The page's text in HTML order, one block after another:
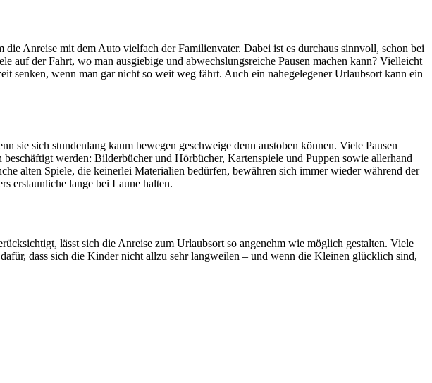
Anreise mit dem Auto vielfach der Familienvater. Dabei ist es durchaus sinnvoll, schon bei
auf der Fahrt, wo man ausgiebige und abwechslungsreiche Pausen machen kann? Vielleicht
senken, wenn man gar nicht so weit weg fährt. Auch ein nahegelegener Urlaubsort kann ein
sie sich stundenlang kaum bewegen geschweige denn austoben können. Viele Pausen
werden: Bilderbücher und Hörbücher, Kartenspiele und Puppen sowie allerhand
alten Spiele, die keinerlei Materialien bedürfen, bewähren sich immer wieder während der
erstaunliche lange bei Laune halten.
lässt sich die Anreise zum Urlaubsort so angenehm wie möglich gestalten. Viele
dass sich die Kinder nicht allzu sehr langweilen – und wenn die Kleinen glücklich sind,